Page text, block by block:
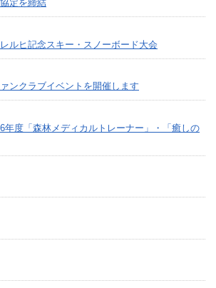
定を締結
ルヒ記念スキー・スノーボード大会
ンクラブイベントを開催します
年度「森林メディカルトレーナー」・「癒しの